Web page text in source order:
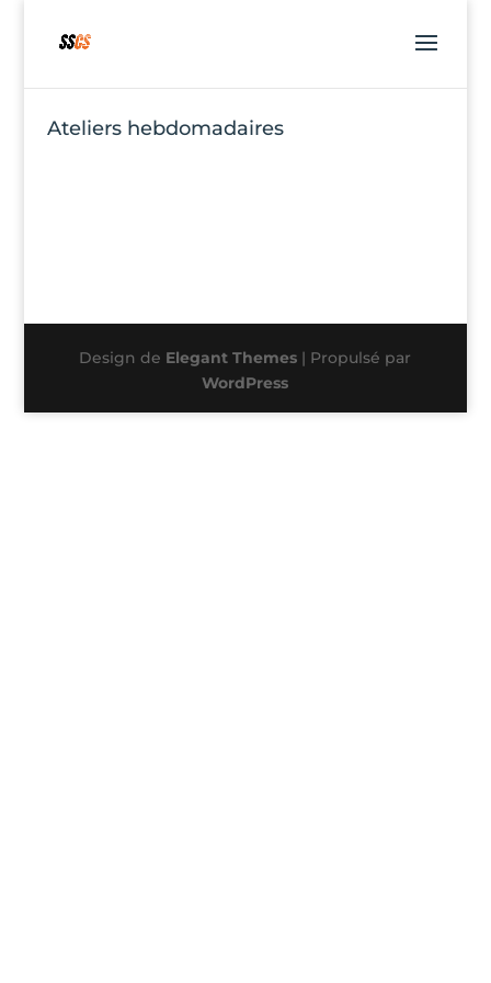
Ateliers hebdomadaires
Design de Elegant Themes | Propulsé par
WordPress